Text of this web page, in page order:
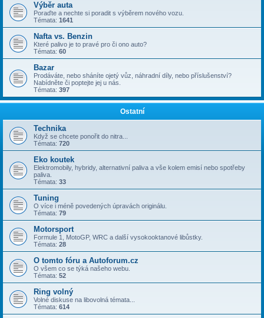
Výběr auta
Poraďte a nechte si poradit s výběrem nového vozu.
Témata: 1641
Nafta vs. Benzin
Které palivo je to pravé pro či ono auto?
Témata: 60
Bazar
Prodáváte, nebo sháníte ojetý vůz, náhradní díly, nebo příslušenství?
Nabídněte či poptejte jej u nás.
Témata: 397
Ostatní
Technika
Když se chcete ponořit do nitra...
Témata: 720
Eko koutek
Elektromobily, hybridy, alternativní paliva a vše kolem emisí nebo spotřeby
paliva.
Témata: 33
Tuning
O více i méně povedených úpravách originálu.
Témata: 79
Motorsport
Formule 1, MotoGP, WRC a další vysokooktanové libůstky.
Témata: 28
O tomto fóru a Autoforum.cz
O všem co se týká našeho webu.
Témata: 52
Ring volný
Volné diskuse na libovolná témata...
Témata: 614